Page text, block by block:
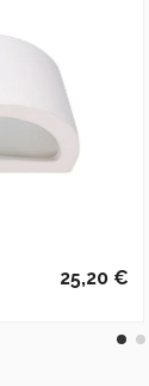
25,20 €